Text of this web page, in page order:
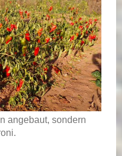
angebaut, sondern